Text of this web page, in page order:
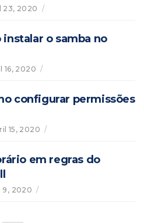
23, 2020 /
instalar o samba no
16, 2020 /
configurar permissões
15, 2020 /
em regras do
9, 2020 /